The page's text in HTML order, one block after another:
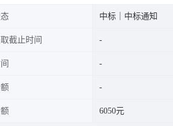
中标｜中标通知
截止时间
6050元